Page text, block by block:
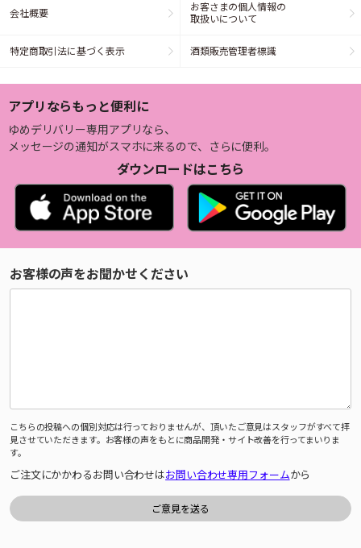
会社概要
お客さまの個人情報の
取扱いについて
特定商取引法に基づく表示 酒類販売管理者標識
アプリならもっと便利に
ゆめデリバリー専用アプリなら、
メッセージの通知がスマホに来るので、さらに便利。
ダウンロードはこちら
お客様の声をお聞かせください
こちらの投稿への個別対応は行っておりませんが、頂いたご意見はスタッフがすべて拝
見させていただきます。お客様の声をもとに商品開発・サイト改善を行ってまいりま
す。
ご注文にかかわるお問い合わせはお問い合わせ専用フォームから